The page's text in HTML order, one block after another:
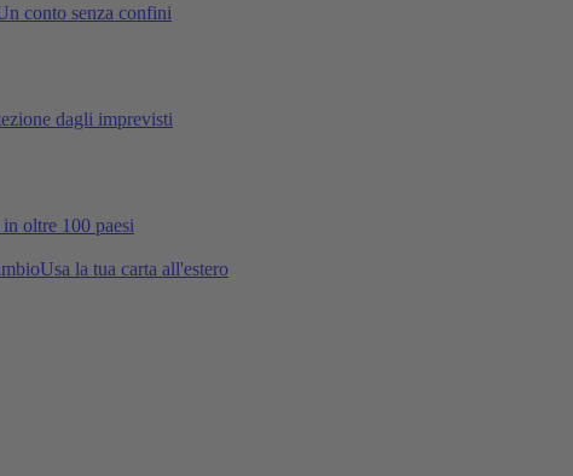
conto senza confini
dagli imprevisti
oltre 100 paesi
Usa la tua carta all'estero